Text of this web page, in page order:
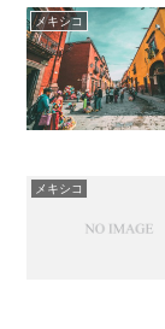
メキシコ
メキシコ